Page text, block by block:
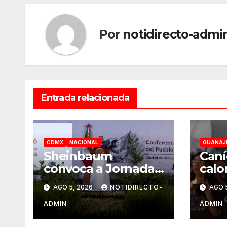
Por notidirecto-
Entrada relacionada
CDMX NACIONAL
Sheinbaum
convoca a Jornada
Nacional de
Reforestación el 9
de agosto
AGO 5, 2026 NOTIDIRECTO-
ADMIN
enAGO
ADMIN